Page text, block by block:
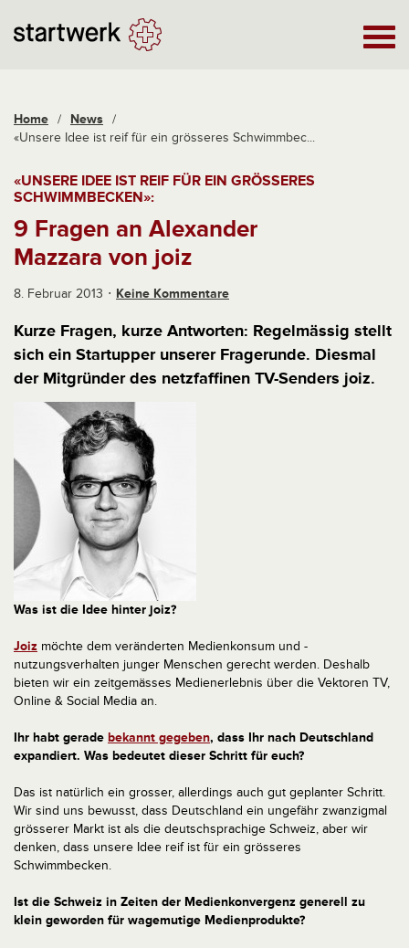
Home / News /
«Unsere Idee ist reif für ein grösseres Schwimmbec...
«UNSERE IDEE IST REIF FÜR EIN GRÖSSERES
SCHWIMMBECKEN»:
9 Fragen an Alexander
Mazzara von joiz
8. Februar 2013 Keine Kommentare
Kurze Fragen, kurze Antworten: Regelmässig stellt
sich ein Startupper unserer Fragerunde. Diesmal
der Mitgründer des netzfaffinen TV-Senders joiz.
Was ist die Idee hinter joiz?
Joiz möchte dem veränderten Medienkonsum und -
nutzungsverhalten junger Menschen gerecht werden. Deshalb
bieten wir ein zeitgemässes Medienerlebnis über die Vektoren TV,
Online & Social Media an.
Ihr habt gerade bekannt gegeben, dass Ihr nach Deutschland
expandiert. Was bedeutet dieser Schritt für euch?
Das ist natürlich ein grosser, allerdings auch gut geplanter Schritt.
Wir sind uns bewusst, dass Deutschland ein ungefähr zwanzigmal
grösserer Markt ist als die deutschsprachige Schweiz, aber wir
denken, dass unsere Idee reif ist für ein grösseres
Schwimmbecken.
Ist die Schweiz in Zeiten der Medienkonvergenz generell zu
klein geworden für wagemutige Medienprodukte?